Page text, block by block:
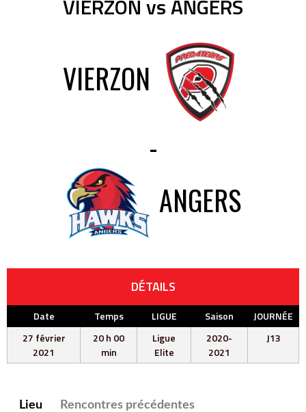
VIERZON vs ANGERS
VIERZON
-
ANGERS
DÉTAILS
Date Temps LIGUE Saison
JOURNÉE
27 février
2021
20 h 00
min
Ligue
Elite
2020-
2021
J13
Lieu Rencontres précédentes